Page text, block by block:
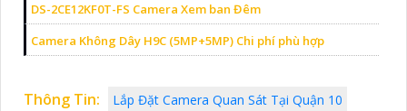
DS-2CE12KF0T-FS Camera Xem ban Đêm
Camera Không Dây H9C (5MP+5MP) Chi phí phù hợp
Thông Tin:
Lắp Đặt Camera Quan Sát Tại Quận 10